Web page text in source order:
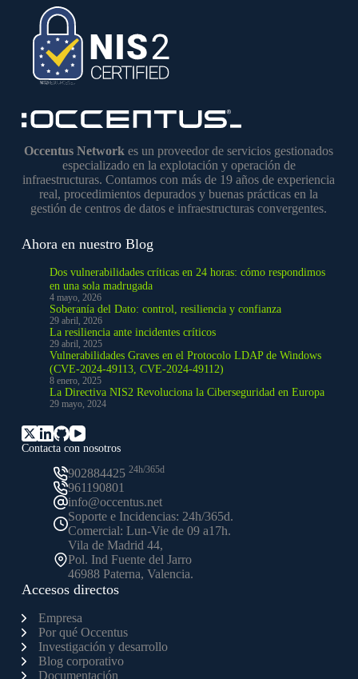
Occentus Network es un proveedor de servicios gestionados
especializado en la explotación y operación de
infraestructuras. Contamos con más de 19 años de experiencia
real, procedimientos depurados y buenas prácticas en la
gestión de centros de datos e infraestructuras convergentes.
Contacta con nosotros
902884425 24h/365d
961190801
info@occentus.net
Soporte e Incidencias: 24h/365d.
Comercial: Lun-Vie de 09 a17h.
Vila de Madrid 44,
Pol. Ind Fuente del Jarro
46988 Paterna, Valencia.
Accesos directos
Empresa
Por qué Occentus
Investigación y desarrollo
Blog corporativo
Documentación
Ahora en nuestro Blog
Dos vulnerabilidades críticas en 24 horas: cómo respondimos
en una sola madrugada
4 mayo, 2026
Soberanía del Dato: control, resiliencia y confianza
29 abril, 2026
La resiliencia ante incidentes críticos
29 abril, 2025
Vulnerabilidades Graves en el Protocolo LDAP de Windows
(CVE-2024-49113, CVE-2024-49112)
8 enero, 2025
La Directiva NIS2 Revoluciona la Ciberseguridad en Europa
29 mayo, 2024